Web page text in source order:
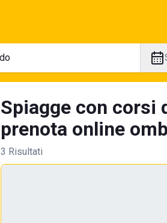
Spiagge con corsi
prenota online
3 Risultati